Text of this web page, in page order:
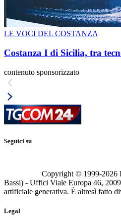
LE VOCI DEL COSTANZA
Costanza I di Sicilia, tra
contenuto sponsorizzato
Seguici su
Copyright © 1999-2026
Bassi) - Uffici Viale Europa 46,
artificiale generativa. È altresì fatto
Legal